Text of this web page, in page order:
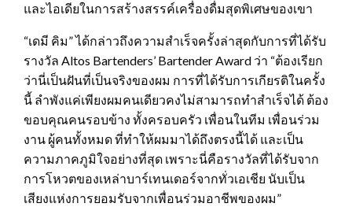
และไอเดียในการสร้างสรรค์เครื่องดื่มสุดพิเศษของเขา
“เดมี คิม” ได้กล่าวถึงความสำเร็จครั้งล่าสุดกับการที่ได้รับ
รางวัล Altos Bartenders’ Bartender Award ว่า “ต้องเรียก
ว่านี่เป็นฝันที่เป็นจริงของผม การที่ได้รับการเกียรติในครั้ง
นี้ ลำพังแค่เพียงผมคนเดียวคงไม่สามารถทำสำเร็จได้ ต้อง
ขอบคุณคนรอบข้าง ทั้งครอบครัว เพื่อนในทีม เพื่อนร่วม
งาน ผู้คนทั้งหมด ที่ทำให้ผมมาได้ถึงตรงนี้ได้ และเป็น
ความภาคภูมิใจอย่างที่สุด เพราะนี่คือรางวัลที่ได้รับจาก
การโหวตของเหล่าบาร์เทนเดอร์จากทั่วเอเชีย นับเป็น
เสียงแห่งการยอมรับจากเพื่อนร่วมอาชีพของผม”